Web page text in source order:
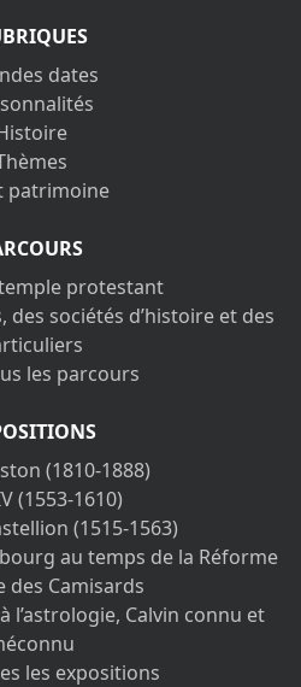
dates
patrimoine
protestant
sociétés d’histoire et des
les parcours
(1810-1888)
(1553-1610)
(1515-1563)
au temps de la Réforme
des Camisards
l’astrologie, Calvin connu et
les expositions